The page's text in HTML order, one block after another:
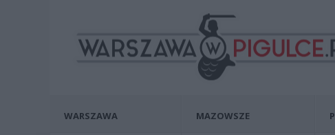
WARSZAWA MAZOWSZE